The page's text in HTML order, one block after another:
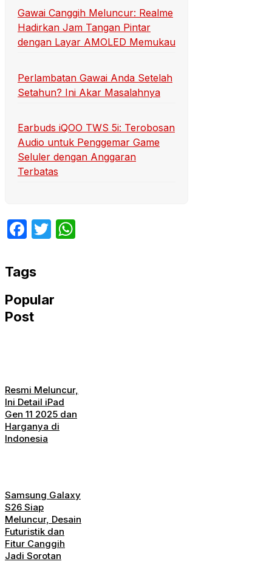
Gawai Canggih Meluncur: Realme
Hadirkan Jam Tangan Pintar
dengan Layar AMOLED Memukau
Perlambatan Gawai Anda Setelah
Setahun? Ini Akar Masalahnya
Earbuds iQOO TWS 5i: Terobosan
Audio untuk Penggemar Game
Seluler dengan Anggaran
Terbatas
Facebook
Twitter
Tags
Popular
Post
Resmi Meluncur,
Ini Detail iPad
Gen 11 2025 dan
Harganya di
Indonesia
Samsung Galaxy
S26 Siap
Meluncur, Desain
Futuristik dan
Fitur Canggih
Jadi Sorotan